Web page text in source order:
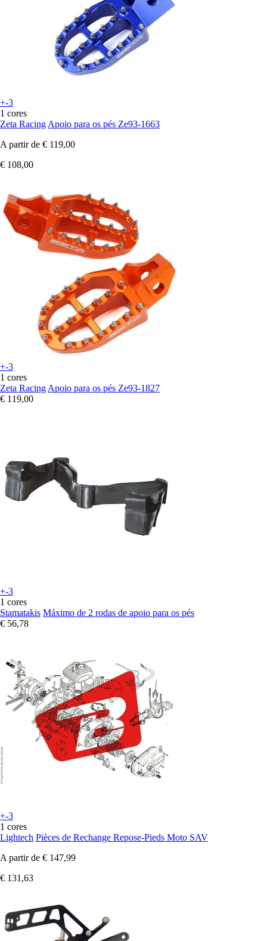
+-3
1 cores
Zeta Racing Apoio para os pés Ze93-1663
A partir de € 119,00
€ 108,00
+-3
1 cores
Zeta Racing Apoio para os pés Ze93-1827
€ 119,00
+-3
1 cores
Stamatakis Máximo de 2 rodas de apoio para os pés
€ 56,78
+-3
1 cores
Lightech Pièces de Rechange Repose-Pieds Moto SAV
A partir de € 147,99
€ 131,63